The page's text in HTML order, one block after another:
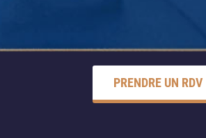
PRENDRE UN RDV